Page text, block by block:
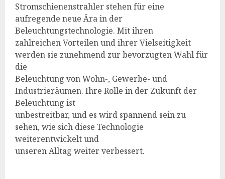
Stromschienenstrahler stehen für eine
aufregende neue Ära in der
Beleuchtungstechnologie. Mit ihren
zahlreichen Vorteilen und ihrer Vielseitigkeit
werden sie zunehmend zur bevorzugten Wahl für
die
Beleuchtung von Wohn-, Gewerbe- und
Industrieräumen. Ihre Rolle in der Zukunft der
Beleuchtung ist
unbestreitbar, und es wird spannend sein zu
sehen, wie sich diese Technologie
weiterentwickelt und
unseren Alltag weiter verbessert.